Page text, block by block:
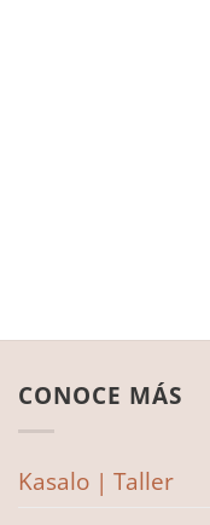
CONOCE MÁS
Kasalo | Taller